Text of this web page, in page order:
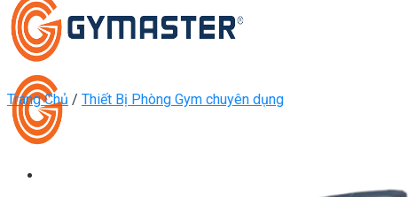
Trang Chủ / Thiết Bị Phòng Gym chuyên dụng